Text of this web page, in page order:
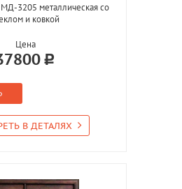
3205 металлическая со
и ковкой
Цена
В ДЕТАЛЯХ